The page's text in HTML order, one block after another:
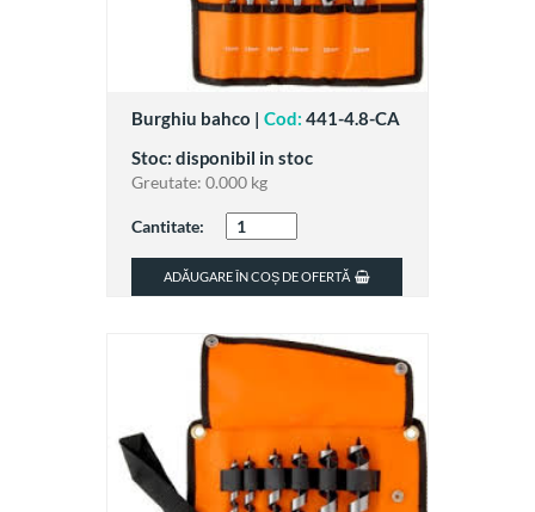
Burghiu bahco | Cod: 441-4.8-CA
Stoc: disponibil in stoc
Greutate: 0.000 kg
Cantitate:
ADĂUGARE ÎN COȘ DE OFERTĂ